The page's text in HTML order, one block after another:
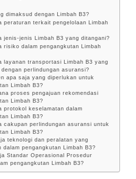
dimaksud dengan Limbah B3?
peraturan terkait pengelolaan Limbah
jenis-jenis Limbah B3 yang ditangani?
risiko dalam pengangkutan Limbah
layanan transportasi Limbah B3 yang
perlindungan asuransi?
apa saja yang diperlukan untuk
Limbah B3?
proses pengajuan rekomendasi
Limbah B3?
protokol keselamatan dalam
Limbah B3?
cakupan perlindungan asuransi untuk
Limbah B3?
teknologi dan peralatan yang
dalam pengangkutan Limbah B3?
Standar Operasional Prosedur
pengangkutan Limbah B3?